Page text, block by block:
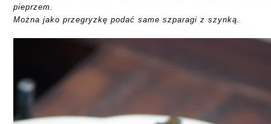
pieprzem.
Można jako przegryzkę podać same szparagi z szynką.